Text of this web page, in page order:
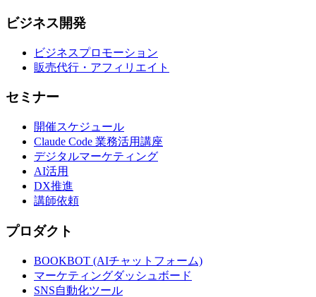
ビジネス開発
ビジネスプロモーション
販売代行・アフィリエイト
セミナー
開催スケジュール
Claude Code 業務活用講座
デジタルマーケティング
AI活用
DX推進
講師依頼
プロダクト
BOOKBOT (AIチャットフォーム)
マーケティングダッシュボード
SNS自動化ツール